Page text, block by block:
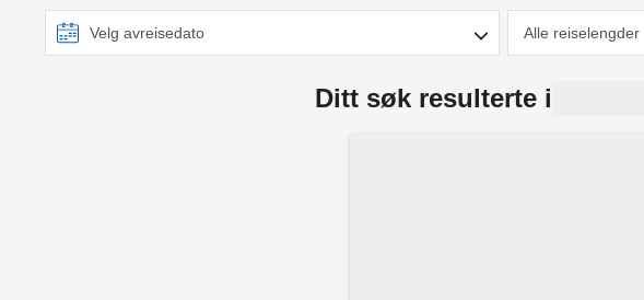
Ditt søk resulterte i